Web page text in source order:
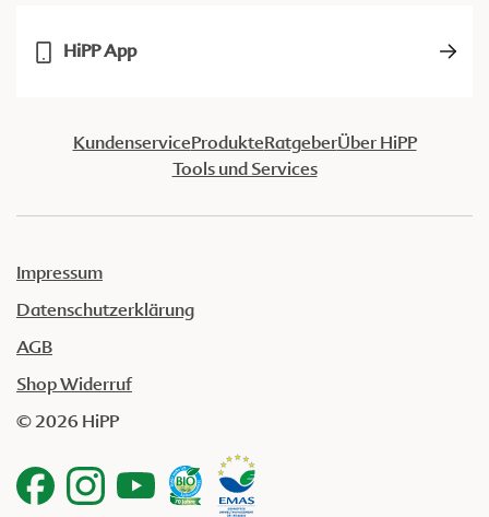
HiPP App
KundenserviceProdukteRatgeberÜber HiPP
Tools und Services
Impressum
Datenschutzerklärung
AGB
Shop Widerruf
© 2026 HiPP